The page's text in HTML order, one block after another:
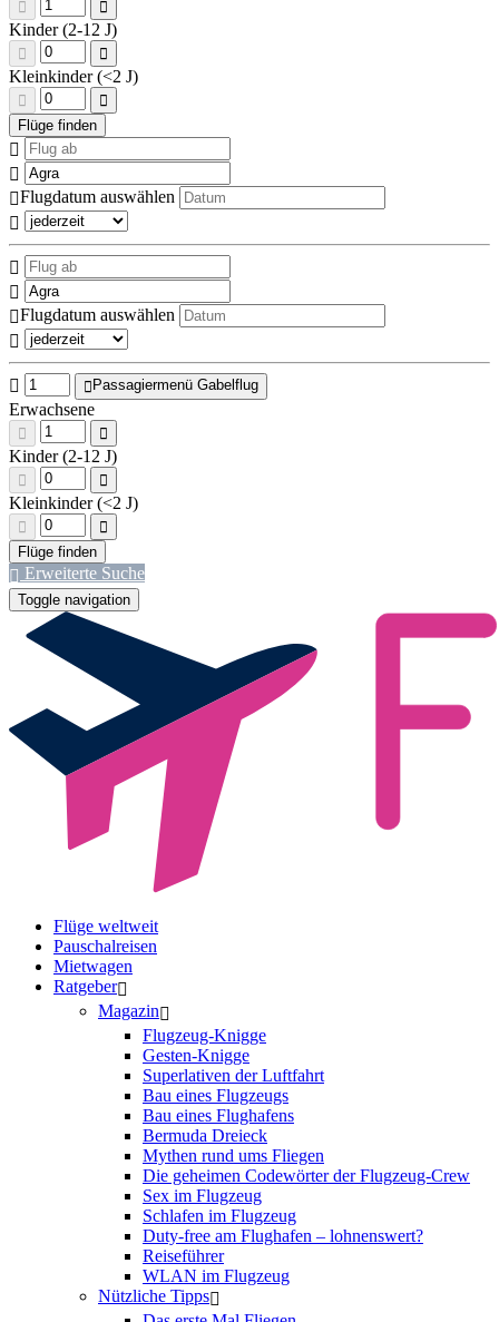
Kinder (2-12 J)
Kleinkinder (<2 J)
Flugdatum auswählen
Flugdatum auswählen
Passagiermenü Gabelflug
Erwachsene
Kinder (2-12 J)
Kleinkinder (<2 J)
Erweiterte Suche
Toggle navigation
Flüge weltweit
Pauschalreisen
Mietwagen
Ratgeber
Magazin
Flugzeug-Knigge
Gesten-Knigge
Superlativen der Luftfahrt
Bau eines Flugzeugs
Bau eines Flughafens
Bermuda Dreieck
Mythen rund ums Fliegen
Die geheimen Codewörter der Flugzeug-Crew
Sex im Flugzeug
Schlafen im Flugzeug
Duty-free am Flughafen – lohnenswert?
Reiseführer
WLAN im Flugzeug
Nützliche Tipps